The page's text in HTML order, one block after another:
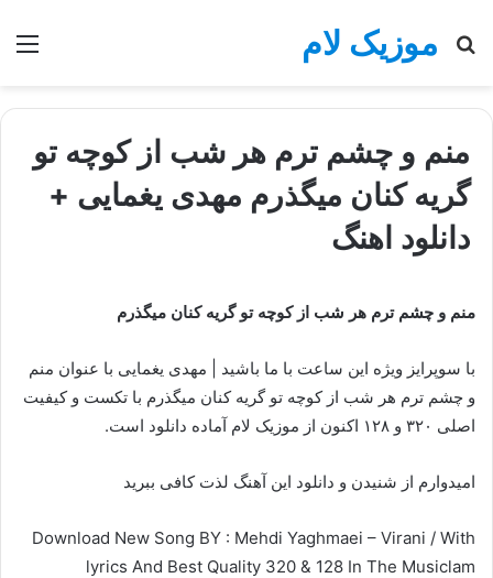
موزیک لام
جستجو
منم و چشم ترم هر شب از کوچه تو
گریه کنان میگذرم مهدی یغمایی +
دانلود اهنگ
منم و چشم ترم هر شب از کوچه تو گریه کنان میگذرم
با سوپرایز ویژه این ساعت با ما باشید | مهدی یغمایی با عنوان منم
و چشم ترم هر شب از کوچه تو گریه کنان میگذرم با تکست و کیفیت
اصلی ۳۲۰ و ۱۲۸ اکنون از موزیک لام آماده دانلود است.
امیدوارم از شنیدن و دانلود این آهنگ لذت کافی ببرید
Download New Song BY : Mehdi Yaghmaei – Virani / With
lyrics And Best Quality 320 & 128 In The Musiclam